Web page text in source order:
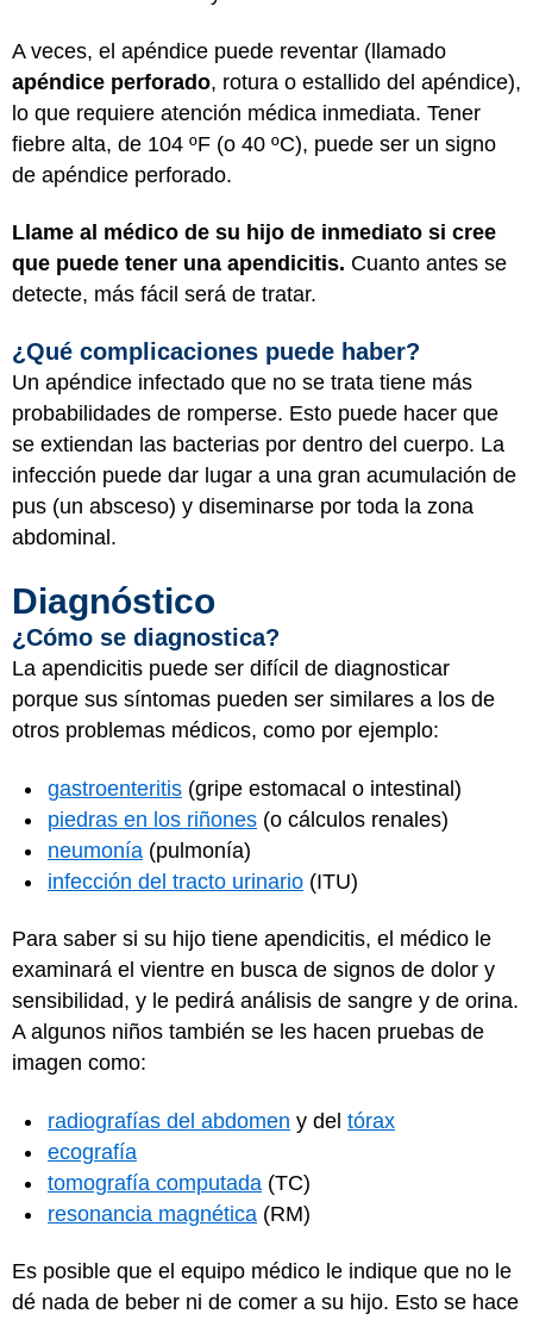
A veces, el apéndice puede reventar (llamado
apéndice perforado, rotura o estallido del apéndice),
lo que requiere atención médica inmediata. Tener
fiebre alta, de 104 ºF (o 40 ºC), puede ser un signo
de apéndice perforado.
Llame al médico de su hijo de inmediato si cree
que puede tener una apendicitis. Cuanto antes se
detecte, más fácil será de tratar.
¿Qué complicaciones puede haber?
Un apéndice infectado que no se trata tiene más
probabilidades de romperse. Esto puede hacer que
se extiendan las bacterias por dentro del cuerpo. La
infección puede dar lugar a una gran acumulación de
pus (un absceso) y diseminarse por toda la zona
abdominal.
Diagnóstico
¿Cómo se diagnostica?
La apendicitis puede ser difícil de diagnosticar
porque sus síntomas pueden ser similares a los de
otros problemas médicos, como por ejemplo:
gastroenteritis (gripe estomacal o intestinal)
piedras en los riñones (o cálculos renales)
neumonía (pulmonía)
infección del tracto urinario (ITU)
Para saber si su hijo tiene apendicitis, el médico le
examinará el vientre en busca de signos de dolor y
sensibilidad, y le pedirá análisis de sangre y de orina.
A algunos niños también se les hacen pruebas de
imagen como:
radiografías del abdomen y del tórax
ecografía
tomografía computada (TC)
resonancia magnética (RM)
Es posible que el equipo médico le indique que no le
dé nada de beber ni de comer a su hijo. Esto se hace